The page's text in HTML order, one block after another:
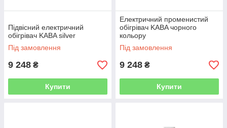
Підвісний електричний
обігрівач KABA silver
Під замовлення
9 248 ₴
Купити
Електричний променистий
обігрівач KABA чорного
кольору
Під замовлення
9 248 ₴
Купити